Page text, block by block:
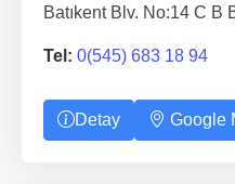
Batıkent Blv. No:14 C B
Tel: 0(545) 683 18 94
Detay Google